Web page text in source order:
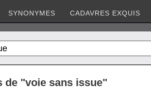
SYNONYMES CADAVRES EXQUIS
de "voie sans issue"